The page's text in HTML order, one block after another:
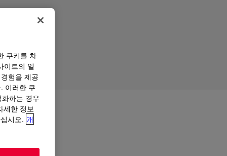
쿠키를 차
이트의 일
험을 제공
이러한 쿠
하는 경우
세한 정보
시오. 개